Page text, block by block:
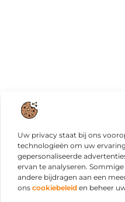
Uw privacy staat bij ons
technologieën om uw
gepersonaliseerde
ervan te analyseren.
andere bijdragen aan een
ons cookiebeleid en beheer